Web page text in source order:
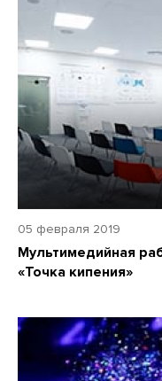
05 февраля 2019
Мультимедийная
«Точка кипения»